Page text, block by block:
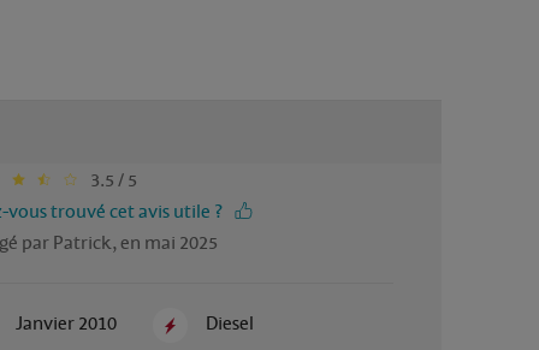
3.5 / 5
vous trouvé cet avis utile ?
par Patrick, en mai 2025
Janvier 2010 Diesel